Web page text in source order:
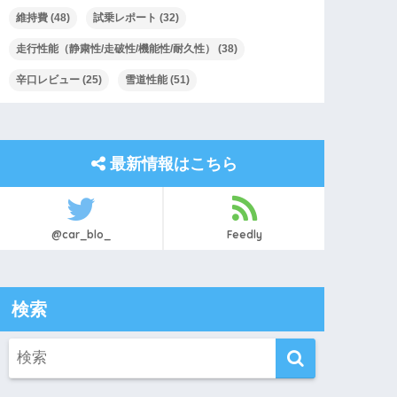
維持費 (48) 試乗レポート (32)
走行性能（静粛性/走破性/機能性/耐久性） (38)
辛口レビュー (25) 雪道性能 (51)
最新情報はこちら
@car_blo_ Feedly
検索